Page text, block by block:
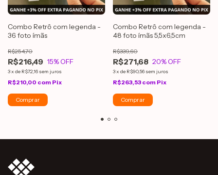
Combo Retrô com legenda -
36 foto ímãs
R$216,49
R$254,70
15% OFF
3x de R$72,16 sem juros
R$210,00 com Pix
Comprar
Combo Retrô com legenda -
48 foto ímãs 5,5x6,5cm
R$271,68
R$339,60
20% OFF
3x de R$90,56 sem juros
R$263,53 com Pix